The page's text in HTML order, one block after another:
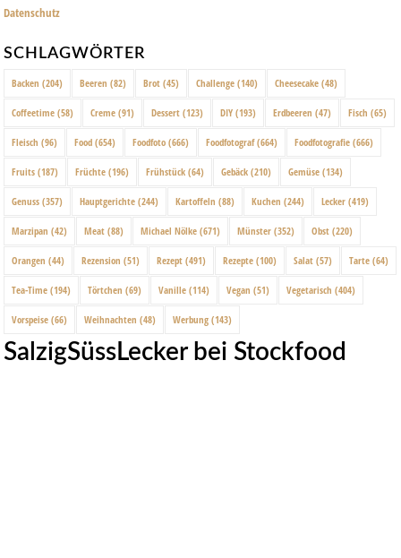
Datenschutz
SCHLAGWÖRTER
Backen (204) Beeren (82) Brot (45) Challenge (140) Cheesecake (48)
Coffeetime (58) Creme (91) Dessert (123) DIY (193) Erdbeeren (47) Fisch (65)
Fleisch (96) Food (654) Foodfoto (666) Foodfotograf(664) Foodfotografie (666)
Fruits (187) Früchte (196) Frühstück (64) Gebäck (210) Gemüse (134)
Genuss (357) Hauptgerichte (244) Kartoffeln (88) Kuchen (244) Lecker (419)
Marzipan (42) Meat (88) Michael Nölke (671) Münster (352) Obst (220)
Orangen (44) Rezension (51) Rezept (491) Rezepte (100) Salat (57) Tarte (64)
Tea-Time (194) Törtchen (69) Vanille (114) Vegan (51) Vegetarisch (404)
Vorspeise (66) Weihnachten (48) Werbung (143)
SalzigSüssLecker bei Stockfood